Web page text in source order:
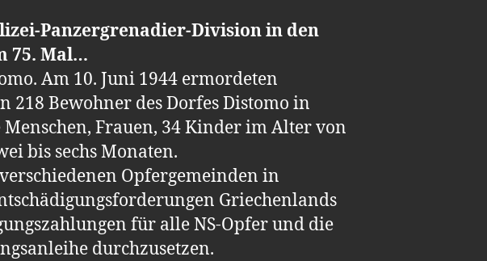
Panzergrenadier-Division in den
75. Mal…
Am 10. Juni 1944 ermordeten
218 Bewohner des Dorfes Distomo in
Frauen, 34 Kinder im Alter von
bis sechs Monaten.
Opfergemeinden in
Griechenlands
für alle NS-Opfer und die
durchzusetzen.